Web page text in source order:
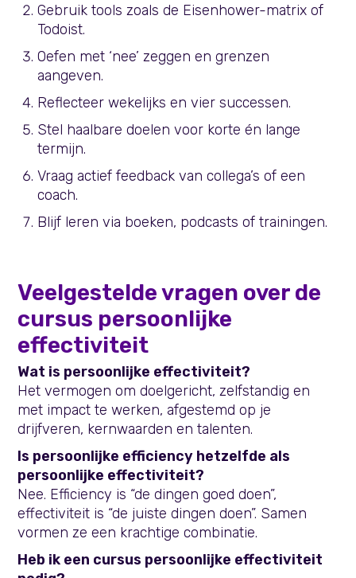
Gebruik tools zoals de Eisenhower-matrix of
Todoist.
Oefen met ‘nee’ zeggen en grenzen
aangeven.
Reflecteer wekelijks en vier successen.
Stel haalbare doelen voor korte én lange
termijn.
Vraag actief feedback van collega’s of een
coach.
Blijf leren via boeken, podcasts of trainingen.
Veelgestelde vragen over de
cursus persoonlijke
effectiviteit
Wat is persoonlijke effectiviteit?
Het vermogen om doelgericht, zelfstandig en
met impact te werken, afgestemd op je
drijfveren, kernwaarden en talenten.
Is persoonlijke efficiency hetzelfde als
persoonlijke effectiviteit?
Nee. Efficiency is “de dingen goed doen”,
effectiviteit is “de juiste dingen doen”. Samen
vormen ze een krachtige combinatie.
Heb ik een cursus persoonlijke effectiviteit